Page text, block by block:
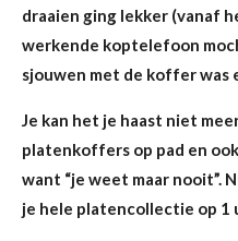
draaien ging lekker (vanaf
werkende koptelefoon
sjouwen met de koffer was
Je kan het je haast niet
platenkoffers op pad en
want “je weet maar nooit”.
je hele platencollectie op 1